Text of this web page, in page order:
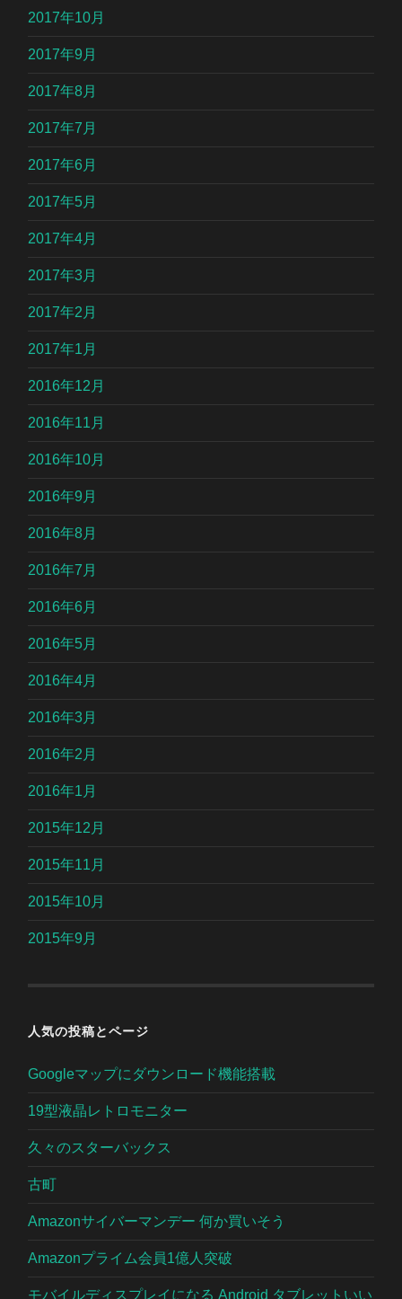
2017年10月
2017年9月
2017年8月
2017年7月
2017年6月
2017年5月
2017年4月
2017年3月
2017年2月
2017年1月
2016年12月
2016年11月
2016年10月
2016年9月
2016年8月
2016年7月
2016年6月
2016年5月
2016年4月
2016年3月
2016年2月
2016年1月
2015年12月
2015年11月
2015年10月
2015年9月
人気の投稿とページ
Googleマップにダウンロード機能搭載
19型液晶レトロモニター
久々のスターバックス
古町
Amazonサイバーマンデー 何か買いそう
Amazonプライム会員1億人突破
モバイルディスプレイになる Android タブレットいい